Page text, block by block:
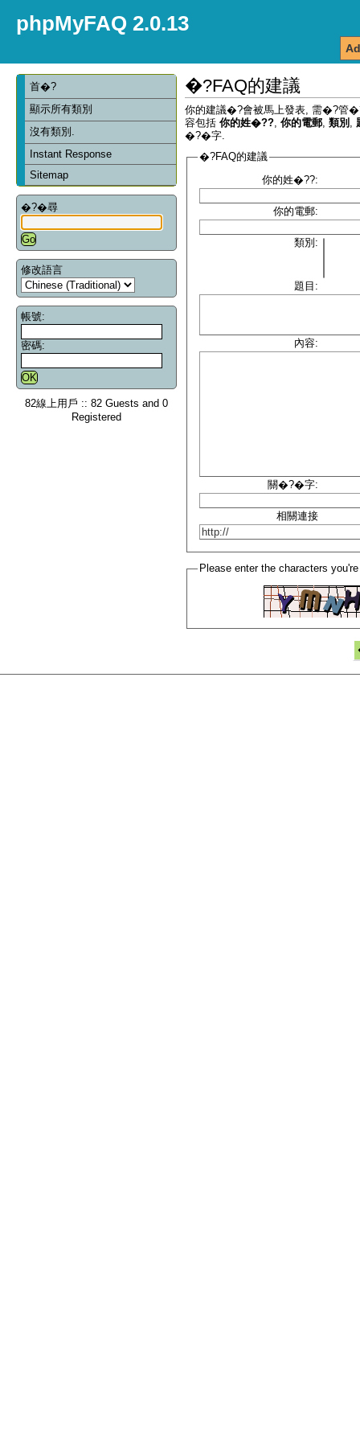
phpMyFAQ 2.0.13
首�?
顯示所有類別
沒有類別.
Instant Response
Sitemap
�?�尋
修改語言
帳號:
密碼:
82線上用戶 :: 82 Guests and 0
Registered
�?FAQ的建議
你的建議�?會被馬上發表, 需�?管
容包括 你的姓�?? 你的電郵 類別
�?�字.
�?FAQ的建議
你的姓�??:
你的電郵:
類別:
題目:
內容:
關�?�字:
相關連接
Please enter the characters